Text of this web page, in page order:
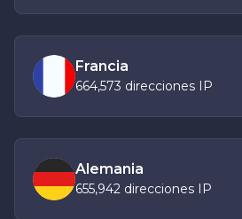
Francia
664,573 direcciones IP
Alemania
655,942 direcciones IP